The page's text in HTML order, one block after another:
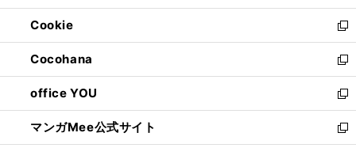
開
く
ウ
で
開
く
ン
ド
ウ
で
開
く
ウ
ィ
ン
ド
ウ
で
開
く
Cookie
新
し
い
ウ
ィ
ン
ド
ウ
Cocohana
新
し
い
ウ
ィ
office YOU
新
し
い
マンガMee公式サイト
新